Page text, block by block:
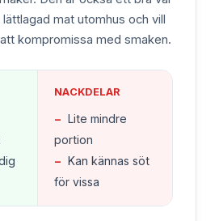
mat utomhus och vill
kompromissa med smaken.
NACKDELAR
− Lite mindre
portion
− Kan kännas söt
för vissa